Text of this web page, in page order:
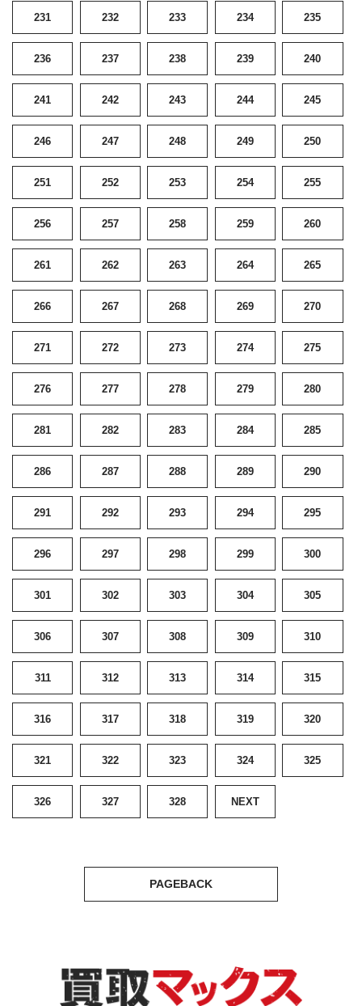
231 232 233 234 235
236 237 238 239 240
241 242 243 244 245
246 247 248 249 250
251 252 253 254 255
256 257 258 259 260
261 262 263 264 265
266 267 268 269 270
271 272 273 274 275
276 277 278 279 280
281 282 283 284 285
286 287 288 289 290
291 292 293 294 295
296 297 298 299 300
301 302 303 304 305
306 307 308 309 310
311 312 313 314 315
316 317 318 319 320
321 322 323 324 325
326 327 328 NEXT
PAGEBACK